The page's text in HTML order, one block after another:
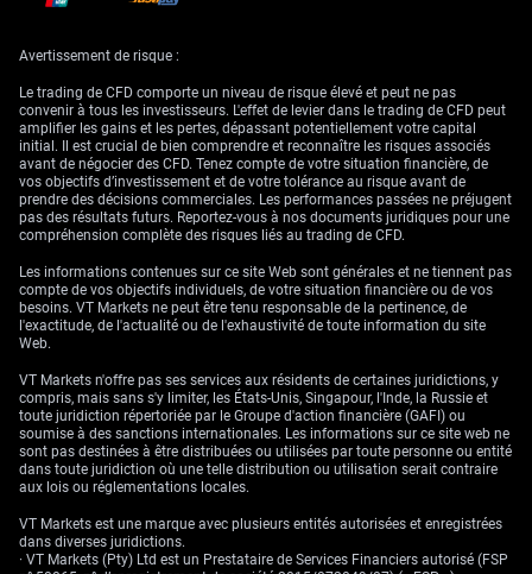
Le problème : gérer séparément monnaie fiat et cryptos
La plupart des traders détiennent un mélange de monnaies fiat (USD,
EUR, GBP, CAD) et de cryptomonnaies ( Bitcoin,Ethereum, et stablecoins).
L’approche classique — compte bancaire pour la monnaie fiat et
portefeuille sur une plateforme crypto séparée — crée des frictions, donc
des coûts.
Exemple courant : un trader veut transférer un gain réalisé en crypto vers
son compte de trading pour ouvrir une position sur le forex (marché des
changes). Avec des systèmes séparés, il doit se connecter à une
plateforme crypto, demander un retrait, attendre la validation sur la
blockchain (registre partagé qui enregistre les transactions), convertir en
sur la plateforme de trading. Chaque étape ajoute des délais, des frais et
des risques d’erreur.
Selon un rapport Deloitte 2025 sur l’infrastructure des actifs numériques,
les organisations éclatées sur plusieurs plateformes entraînent en
moyenne 1,8% de perte de valeur annuelle via frais de conversion et de
transfert — un coût qui augmente vite pour les traders actifs.
Un portefeuille unique, capable de gérer fiat et crypto dans une seule
interface, supprime l’essentiel de ces frictions.
Avertissement de risque :
Le trading de CFD comporte un niveau de risque élevé et peut ne pas
convenir à tous les investisseurs. L'effet de levier dans le trading de CFD peut
amplifier les gains et les pertes, dépassant potentiellement votre capital
initial. Il est crucial de bien comprendre et reconnaître les risques associés
avant de négocier des CFD. Tenez compte de votre situation financière, de
vos objectifs d’investissement et de votre tolérance au risque avant de
prendre des décisions commerciales. Les performances passées ne préjugent
pas des résultats futurs. Reportez-vous à nos documents juridiques pour une
compréhension complète des risques liés au trading de CFD.
Les informations contenues sur ce site Web sont générales et ne tiennent pas
compte de vos objectifs individuels, de votre situation financière ou de vos
besoins. VT Markets ne peut être tenu responsable de la pertinence, de
l'exactitude, de l'actualité ou de l'exhaustivité de toute information du site
Web.
VT Markets n'offre pas ses services aux résidents de certaines juridictions, y
compris, mais sans s'y limiter, les États-Unis, Singapour, l'Inde, la Russie et
toute juridiction répertoriée par le Groupe d'action financière (GAFI) ou
soumise à des sanctions internationales. Les informations sur ce site web ne
sont pas destinées à être distribuées ou utilisées par toute personne ou entité
dans toute juridiction où une telle distribution ou utilisation serait contraire
aux lois ou réglementations locales.
VT Markets est une marque avec plusieurs entités autorisées et enregistrées
dans diverses juridictions.
· VT Markets (Pty) Ltd est un Prestataire de Services Financiers autorisé (FSP